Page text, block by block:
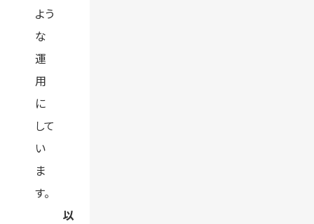
よう
な
運
用
に
して
い
ま
す。
以